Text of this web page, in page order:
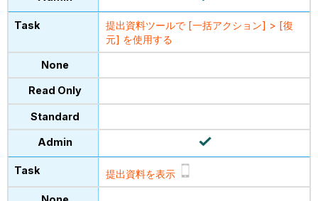
提出資料ツールで [一括アクション] > [復
元] を使用する
提出資料を表示